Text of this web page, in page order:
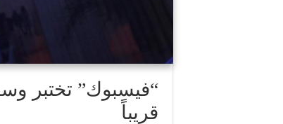
“فيسبوك” تختبر
قريباً